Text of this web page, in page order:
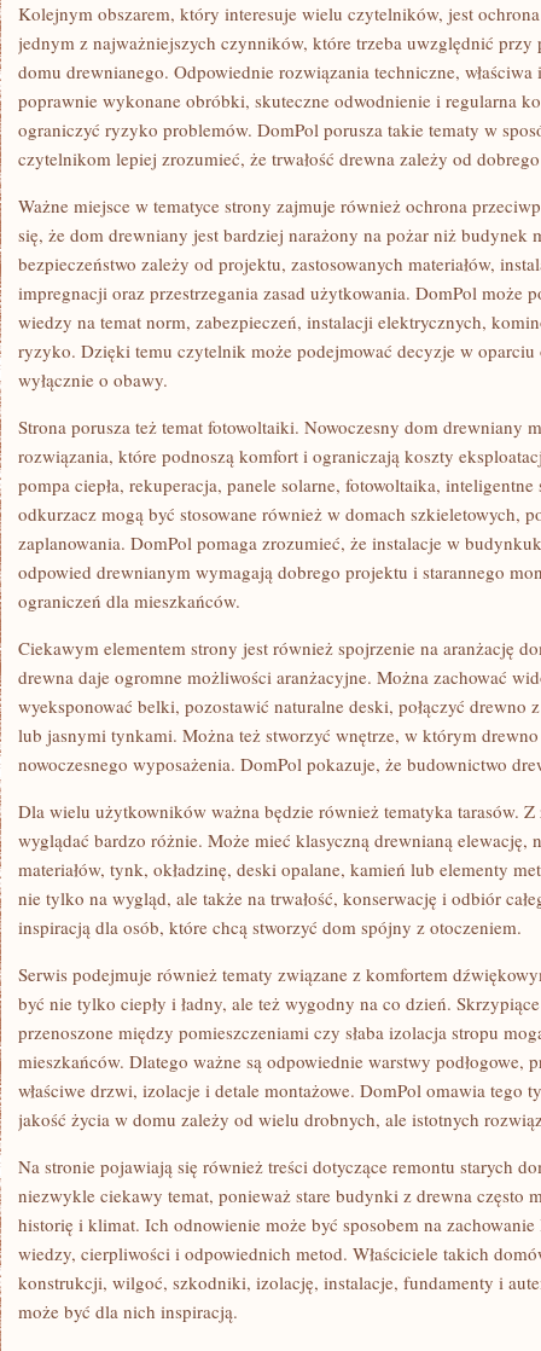
Kolejnym obszarem, który interesuje wielu czytelników, jest
jednym z najważniejszych czynników, które trzeba uwzględnić
domu drewnianego. Odpowiednie rozwiązania techniczne,
poprawnie wykonane obróbki, skuteczne odwodnienie i regularna
ograniczyć ryzyko problemów. DomPol porusza takie tematy w
czytelnikom lepiej zrozumieć, że trwałość drewna zależy od
Ważne miejsce w tematyce strony zajmuje również ochrona
się, że dom drewniany jest bardziej narażony na pożar niż budynek
bezpieczeństwo zależy od projektu, zastosowanych materiałów,
impregnacji oraz przestrzegania zasad użytkowania. DomPol może
wiedzy na temat norm, zabezpieczeń, instalacji elektrycznych,
ryzyko. Dzięki temu czytelnik może podejmować decyzje w
wyłącznie o obawy.
Strona porusza też temat fotowoltaiki. Nowoczesny dom drewniany
rozwiązania, które podnoszą komfort i ograniczają koszty
pompa ciepła, rekuperacja, panele solarne, fotowoltaika,
odkurzacz mogą być stosowane również w domach szkieletowych,
zaplanowania. DomPol pomaga zrozumieć, że instalacje w
odpowied drewnianym wymagają dobrego projektu i starannego
ograniczeń dla mieszkańców.
Ciekawym elementem strony jest również spojrzenie na aranżację
drewna daje ogromne możliwości aranżacyjne. Można zachować
wyeksponować belki, pozostawić naturalne deski, połączyć drewno
lub jasnymi tynkami. Można też stworzyć wnętrze, w którym
nowoczesnego wyposażenia. DomPol pokazuje, że budownictwo
Dla wielu użytkowników ważna będzie również tematyka tarasów.
wyglądać bardzo różnie. Może mieć klasyczną drewnianą elewację,
materiałów, tynk, okładzinę, deski opalane, kamień lub elementy
nie tylko na wygląd, ale także na trwałość, konserwację i odbiór
inspiracją dla osób, które chcą stworzyć dom spójny z otoczeniem.
Serwis podejmuje również tematy związane z komfortem
być nie tylko ciepły i ładny, ale też wygodny na co dzień.
przenoszone między pomieszczeniami czy słaba izolacja stropu
mieszkańców. Dlatego ważne są odpowiednie warstwy podłogowe,
właściwe drzwi, izolacje i detale montażowe. DomPol omawia tego
jakość życia w domu zależy od wielu drobnych, ale istotnych
Na stronie pojawiają się również treści dotyczące remontu starych
niezwykle ciekawy temat, ponieważ stare budynki z drewna często
historię i klimat. Ich odnowienie może być sposobem na
wiedzy, cierpliwości i odpowiednich metod. Właściciele takich
konstrukcji, wilgoć, szkodniki, izolację, instalacje, fundamenty i
może być dla nich inspiracją.